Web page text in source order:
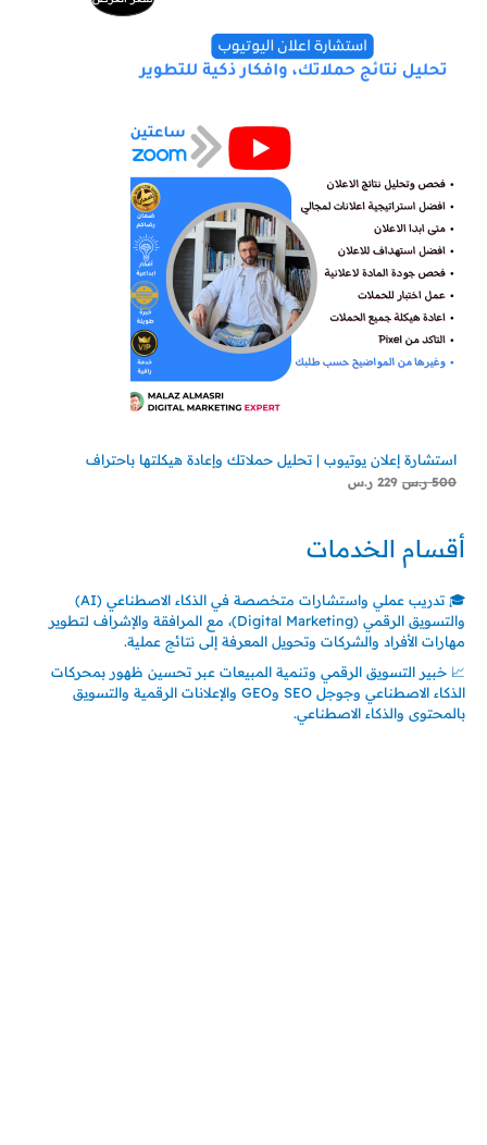
استشارة إعلان يوتيوب | تحليل حملاتك وإعادة هيكلتها باحتراف
500 ر.س 229 ر.س
229 ر.س.
أقسام الخدمات
🎓 تدريب عملي واستشارات متخصصة في الذكاء الاصطناعي (AI)
والتسويق الرقمي (Digital Marketing)، مع المرافقة والإشراف لتطوير
مهارات الأفراد والشركات وتحويل المعرفة إلى نتائج عملية.
📈 خبير التسويق الرقمي وتنمية المبيعات عبر تحسين ظهور بمحركات
الذكاء الاصطناعي وجوجل SEO وGEO والإعلانات الرقمية والتسويق
بالمحتوى والذكاء الاصطناعي.